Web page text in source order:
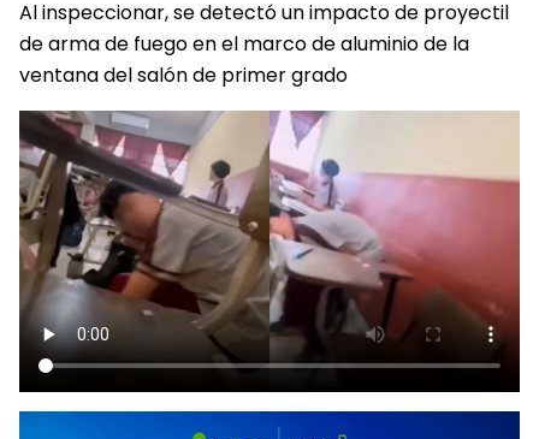
Al inspeccionar, se detectó un impacto de proyectil
de arma de fuego en el marco de aluminio de la
ventana del salón de primer grado